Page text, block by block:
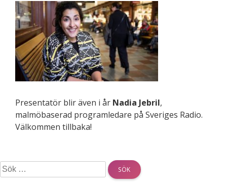
Presentatör blir även i år Nadia Jebril,
malmöbaserad programledare på Sveriges Radio.
Välkommen tillbaka!
Sök
efter: